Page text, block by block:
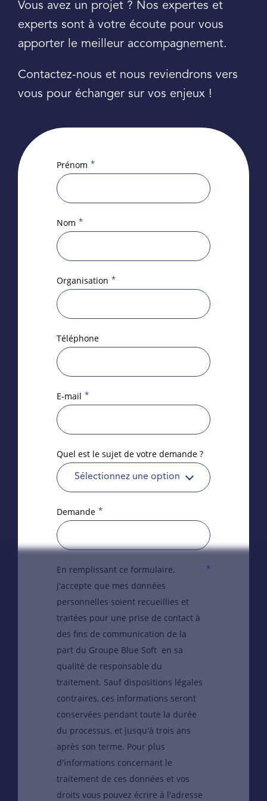
Vous avez un projet ? Nos expertes et
experts sont à votre écoute pour vous
apporter le meilleur accompagnement.
Contactez-nous et nous reviendrons vers
vous pour échanger sur vos enjeux !
Prénom *
Nom *
Organisation *
Téléphone
E-mail *
Quel est le sujet de votre demande ?
Sélectionnez une option
Demande *
En remplissant ce formulaire,
j'accepte que mes données
personnelles soient recueillies et
traitées pour une prise de contact à
des fins de communication de la
part du Groupe Blue Soft en sa
qualité de responsable du
traitement. Sauf dispositions légales
contraires, ces informations seront
conservées pendant toute la durée
du processus, et jusqu'à trois ans
après son terme. Pour plus
d'informations concernant le
traitement de ces données et vos
droits vous pouvez écrire à l'adresse
*